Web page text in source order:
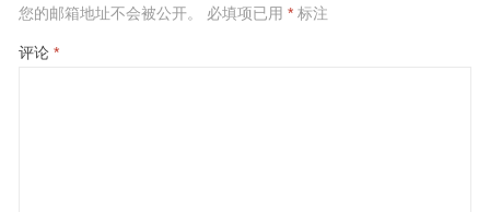
您的邮箱地址不会被公开。 必填项已用 *标注
评论 *